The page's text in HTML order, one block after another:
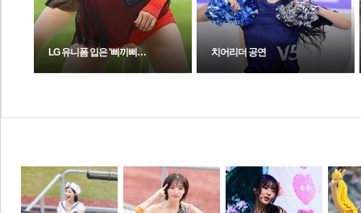
Hot&Cool
LG 유니폼 입은 '삐끼삐… 치어리더 공연